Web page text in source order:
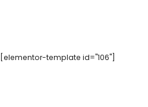
[elementor-template id="106"]